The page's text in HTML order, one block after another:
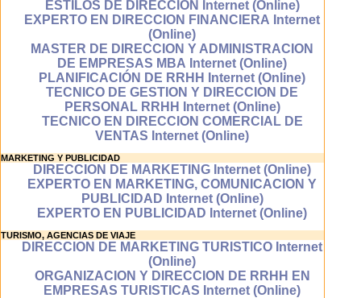
¿Qué significa que un curso
sea en línea (on-line)?
Los cursos en
línea tambien
llamados on-line
se realizan a
través de internet
en el que
aprendes
conectado al
sistema de
enseñanza
asistida el cual
esta alojado en un
servidor de
internet.
ESTILOS DE DIRECCION Internet (Online)
EXPERTO EN DIRECCION FINANCIERA Internet
(Online)
MASTER DE DIRECCION Y ADMINISTRACION
DE EMPRESAS MBA Internet (Online)
PLANIFICACIÓN DE RRHH Internet (Online)
TECNICO DE GESTION Y DIRECCION DE
PERSONAL RRHH Internet (Online)
TECNICO EN DIRECCION COMERCIAL DE
VENTAS Internet (Online)
MARKETING Y PUBLICIDAD
DIRECCION DE MARKETING Internet (Online)
EXPERTO EN MARKETING, COMUNICACION Y
PUBLICIDAD Internet (Online)
EXPERTO EN PUBLICIDAD Internet (Online)
TURISMO, AGENCIAS DE VIAJE
DIRECCION DE MARKETING TURISTICO Internet
(Online)
ORGANIZACION Y DIRECCION DE RRHH EN
EMPRESAS TURISTICAS Internet (Online)